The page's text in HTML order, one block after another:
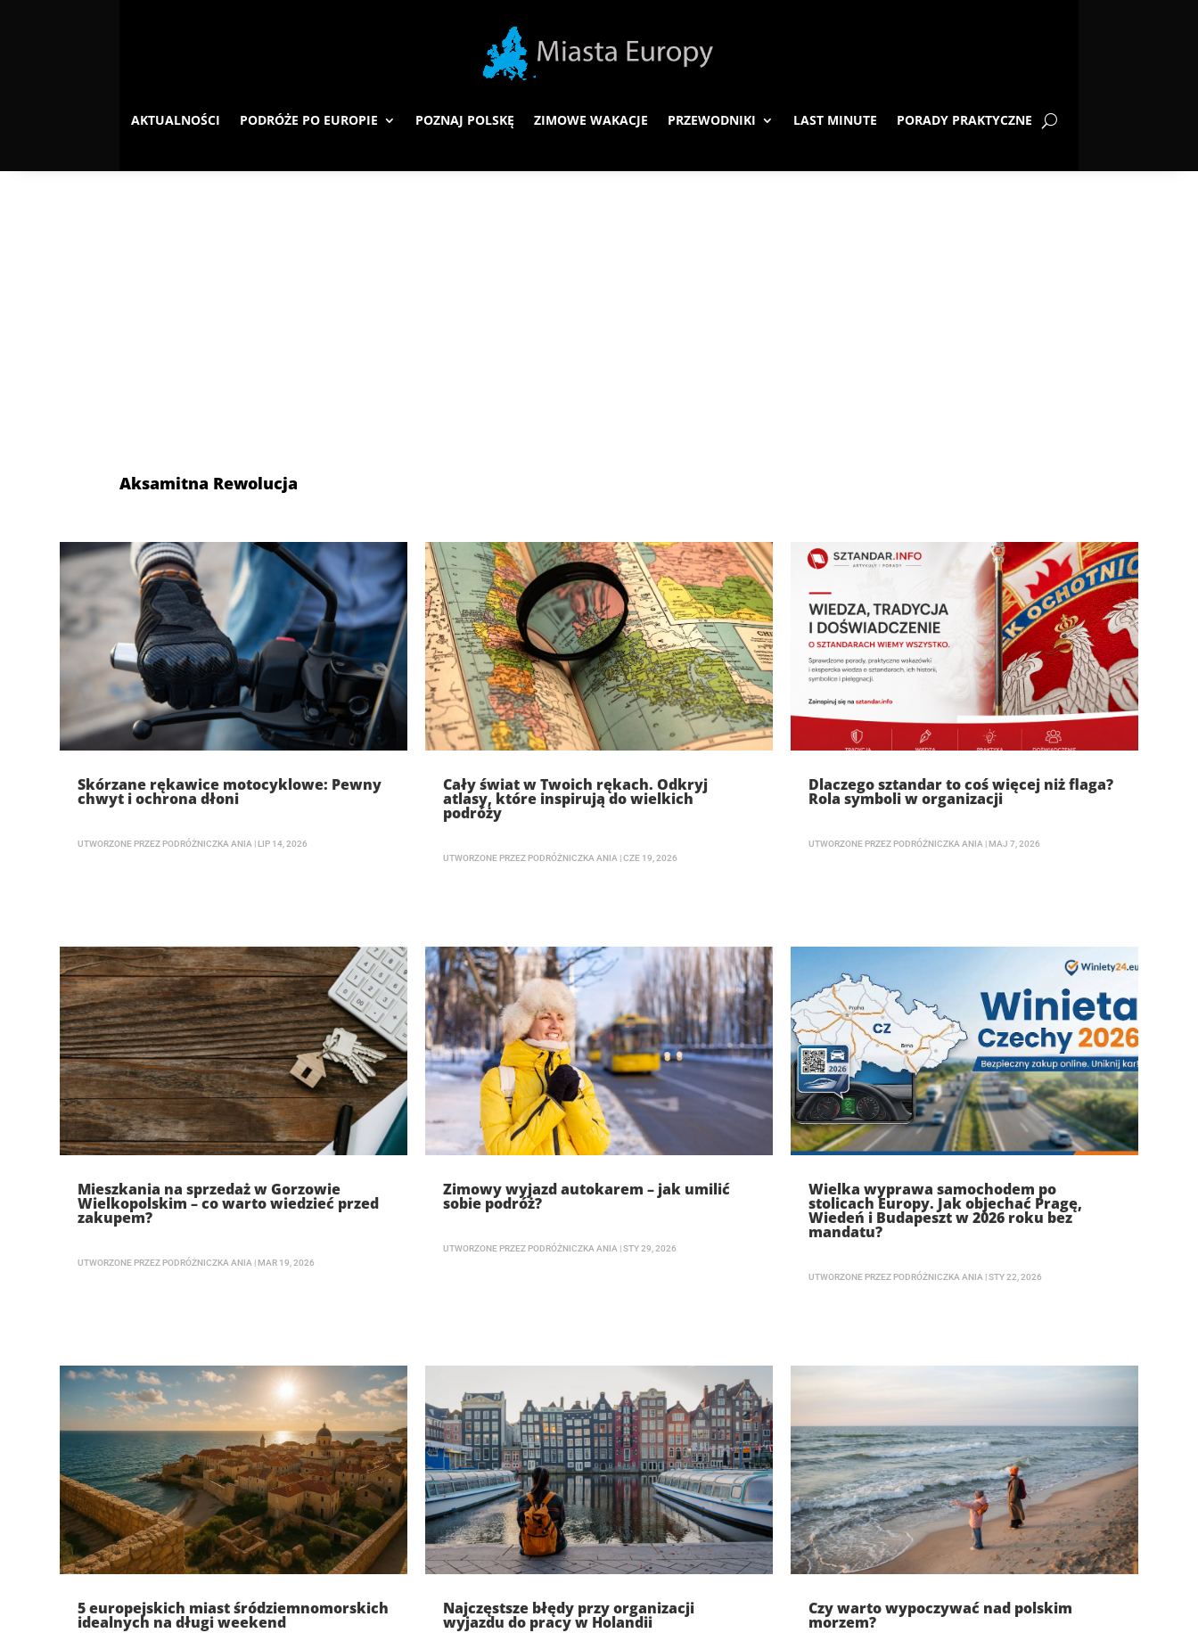
AKTUALNOŚCI PODRÓŻE PO EUROPIE POZNAJ POLSKĘ ZIMOWE WAKACJE PRZEWODNIKI LAST MINUTE PORADY PRAKTYCZNE
Aksamitna Rewolucja
Skórzane rękawice motocyklowe: Pewny
chwyt i ochrona dłoni
UTWORZONE PRZEZ PODRÓŻNICZKA ANIA | LIP 14, 2026
Cały świat w Twoich rękach. Odkryj
atlasy, które inspirują do wielkich
podróży
UTWORZONE PRZEZ PODRÓŻNICZKA ANIA |CZE 19, 2026
Dlaczego sztandar to coś więcej niż flaga?
Rola symboli w organizacji
UTWORZONE PRZEZ PODRÓŻNICZKA ANIA | MAJ 7, 2026
Mieszkania na sprzedaż w Gorzowie
Wielkopolskim – co warto wiedzieć przed
zakupem?
UTWORZONE PRZEZ PODRÓŻNICZKA ANIA | MAR 19, 2026
Zimowy wyjazd autokarem – jak umilić
sobie podróż?
UTWORZONE PRZEZ PODRÓŻNICZKA ANIA |STY 29, 2026
Wielka wyprawa samochodem po
stolicach Europy. Jak objechać Pragę,
Wiedeń i Budapeszt w 2026 roku bez
mandatu?
UTWORZONE PRZEZ PODRÓŻNICZKA ANIA |STY 22, 2026
5 europejskich miast śródziemnomorskich
idealnych na długi weekend
Najczęstsze błędy przy organizacji
wyjazdu do pracy w Holandii
Czy warto wypoczywać nad polskim
morzem?